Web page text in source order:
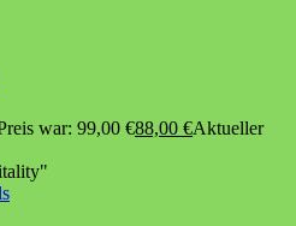
war: 99,00 €88,00 €Aktueller